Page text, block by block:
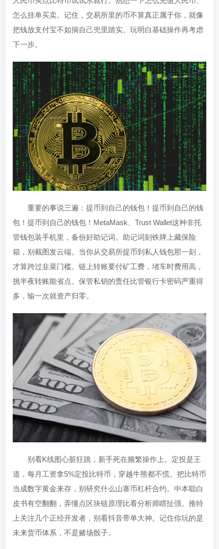
怎么挂单买卖。记住，交易所里的币不算真正属于你，就像
把钱放支付宝不如揣自己兜里踏实。玩明白基础操作再考虑
下一步。
重要的事说三遍：提币到自己的钱包！提币到自己的钱
包！提币到自己的钱包！MetaMask、Trust Wallet这种非托
管钱包装手机里，备份好助记词。助记词刻铁牌上藏保险
箱，别截图发云端。当你从交易所提币到私人钱包那一刻，
才算跨过韭菜门槛。链上转账要付矿工费，堵车时费用高，
挑半夜转账能省点。保管私钥的责任比管银行卡密码严重得
多，输一次就资产归零。
别看K线图心脏狂跳，新手死在频繁操作上。定投是王
道，每月工资拿5%定投比特币，穿越牛熊都不慌。把比特币
当成数字黄金来存，别研究什么山寨币杠杆合约。中本聪白
皮书有空翻翻，弄懂点区块链原理比看分析师瞎扯强。推特
上关注几个正经开发者，别看抖音带单大神。记住你玩的是
未来货币体系，不是赌场骰子。